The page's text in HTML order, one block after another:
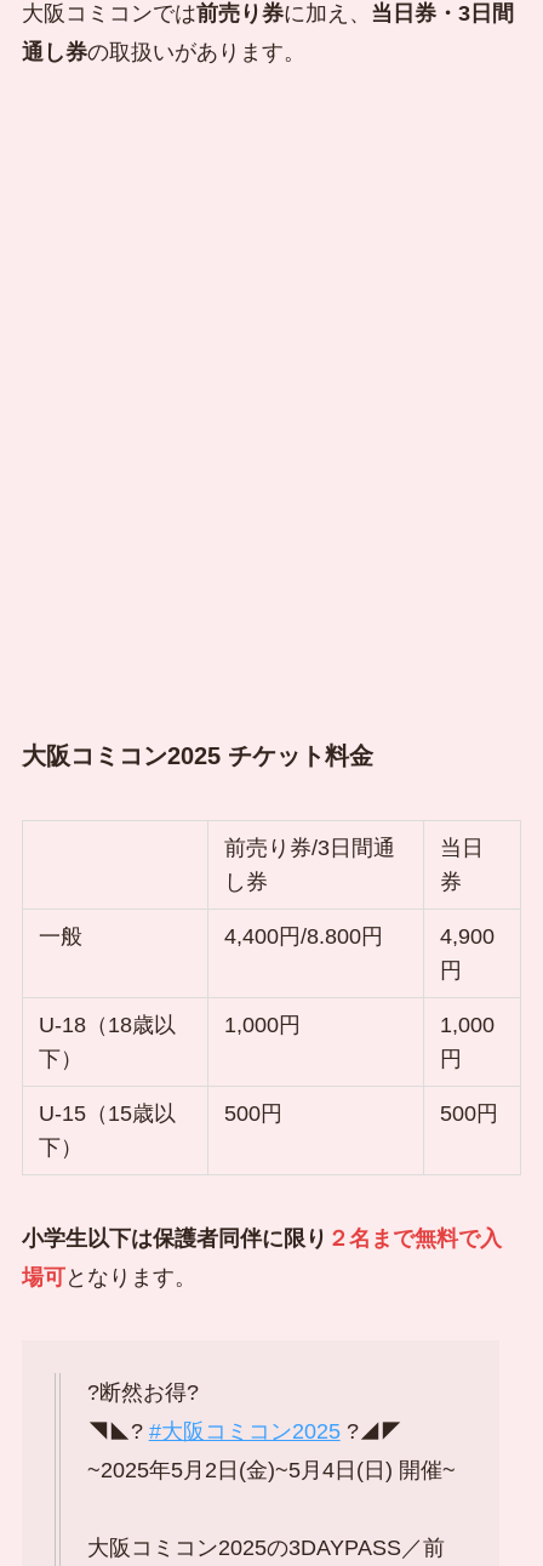
大阪コミコンでは前売り券に加え、 当日券・3日間
通し券の取扱いがあります。
大阪コミコン2025 チケット料金
前売り券/3日間通
し券
当日
券
一般 4,400円/8.800円
4,900
円
U-18（18歳以
下）
1,000円
1,000
円
U-15（15歳以
下）
500円 500円
小学生以下は保護者同伴に限り ２名まで無料で入
場可となります。
?断然お得?
◥◣? #大阪コミコン2025?◢◤
~2025年5月2日(金)~5月4日(日) 開催~
大阪コミコン2025の3DAYPASS／前